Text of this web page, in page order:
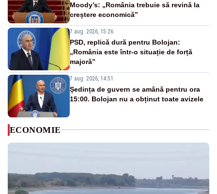
Moody’s: „România trebuie să revină la
creștere economică”
7 aug. 2026, 15:26
PSD, replică dură pentru Bolojan:
„România este într-o situație de forță
majoră”
7 aug. 2026, 14:51
Ședința de guvern se amână pentru ora
15:00. Bolojan nu a obținut toate avizele
ECONOMIE